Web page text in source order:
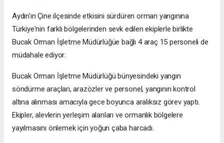
Aydın'ın Çine ilçesinde etkisini sürdüren orman yangınına
Türkiye'nin farklı bölgelerinden sevk edilen ekiplerle birlikte
Bucak Orman İşletme Müdürlüğüe bağlı 4 araç 15 personeli de
müdahale ediyor.
Bucak Orman İşletme Müdürlüğü bünyesindeki yangın
söndürme araçları, arazözler ve personel, yangının kontrol
altına alınması amacıyla gece boyunca aralıksız görev yaptı.
Ekipler, alevlerin yerleşim alanları ve ormanlık bölgelere
yayılmasını önlemek için yoğun çaba harcadı.